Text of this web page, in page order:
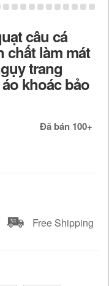
câu cá
chất làm mát
trang
khoác bảo
Đã bán 100+
Free Shipping